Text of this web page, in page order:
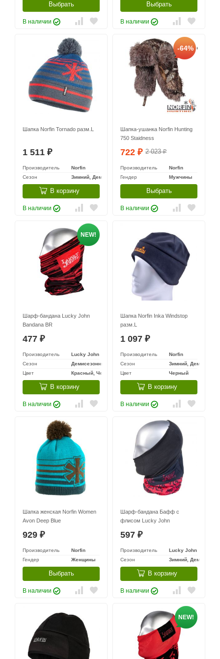
Выбрать
В наличии
Выбрать
В наличии
Шапка Norfin Tornado разм.L
1 511 ₽
Производитель
Norfin
Сезон
Зимний, Демисезонный
В корзину
В наличии
-64%
Шапка-ушанка Norfin Hunting
750 Staidness
722 ₽ 2 023₽
Производитель
Norfin
Гендер
Мужчины
Выбрать
В наличии
NEW!
Шарф-бандана Lucky John
Bandana BR
477 ₽
Производитель
Lucky John
Сезон
Демисезонный
Цвет
Красный, Черный
В корзину
В наличии
Шапка Norfin Inka Windstop
разм.L
1 097 ₽
Производитель
Norfin
Сезон
Зимний,
Цвет
Черный
В корзину
В наличии
Шапка женская Norfin Women
Avon Deep Blue
929 ₽
Производитель
Norfin
Гендер
Женщины
Выбрать
В наличии
Шарф-бандана Бафф с
флисом Lucky John
597 ₽
Производитель
Lucky John
Сезон
Зимний,
В корзину
В наличии
NEW!